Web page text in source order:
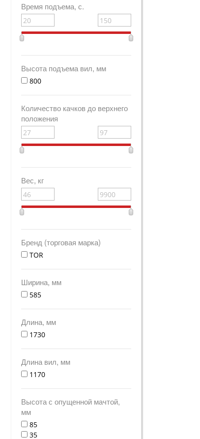
Время подъема, с.
Высота подъема вил, мм
800
Количество качков до верхнего
положения
Вес, кг
Бренд (торговая марка)
TOR
Ширина, мм
585
Длина, мм
1730
Длина вил, мм
1170
Высота с опущенной мачтой,
мм
85
35